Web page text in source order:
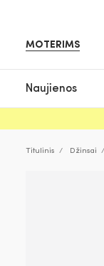
MOTERIMS
Naujienos
Titulinis Džinsai